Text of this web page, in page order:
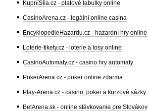
KupníSíla.cz - platové tabulky online
CasinoArena.cz - legální online casina
EncyklopedieHazardu.cz - hazardní hry online
Loterie-tikety.cz - loterie a losy online
CasinoAutomaty.cz - casino hry automaty
PokerArena.cz - poker online zdarma
Play-Arena.cz - casino, poker a kurzové sázky
BetArena.sk - online stávkovanie pre Slovákov